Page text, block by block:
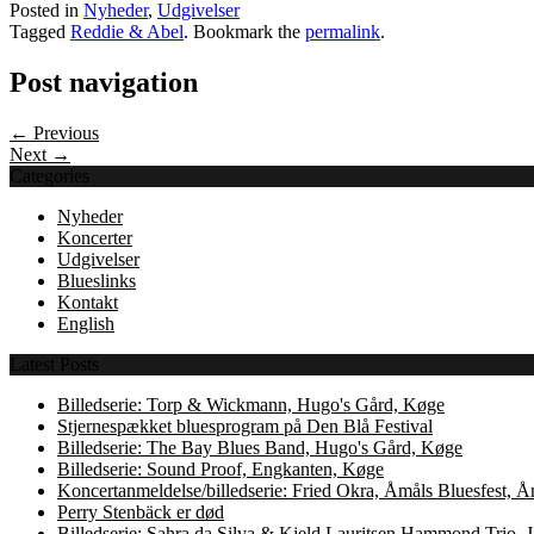
Posted in Nyheder, Udgivelser
Tagged Reddie & Abel. Bookmark the permalink.
Post navigation
← Previous
Next →
Categories
Nyheder
Koncerter
Udgivelser
Blueslinks
Kontakt
English
Latest Posts
Billedserie: Torp & Wickmann, Hugo's Gård, Køge
Stjernespækket bluesprogram på Den Blå Festival
Billedserie: The Bay Blues Band, Hugo's Gård, Køge
Billedserie: Sound Proof, Engkanten, Køge
Koncertanmeldelse/billedserie: Fried Okra, Åmåls Bluesfest,
Perry Stenbäck er død